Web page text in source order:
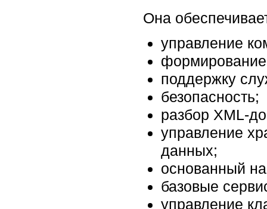
Она
управление
формирование
поддержку
безопасность;
разбор XML-
управление
данных;
основанный
базовые
управление